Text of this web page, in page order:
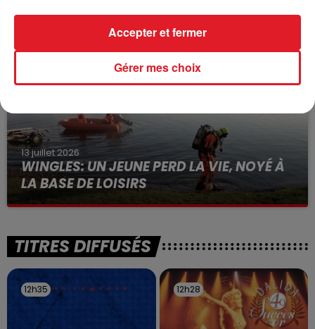
Selon les premiers éléments, le logement servait
à des prostituées
13 juillet 2026
WINGLES: UN JEUNE PERD LA VIE, NOYÉ À
LA BASE DE LOISIRS
La victime a coulé à pic
TITRES DIFFUSÉS
12h35
12h35 12h28
12h28
Gérer mes choix
Accepter et fermer